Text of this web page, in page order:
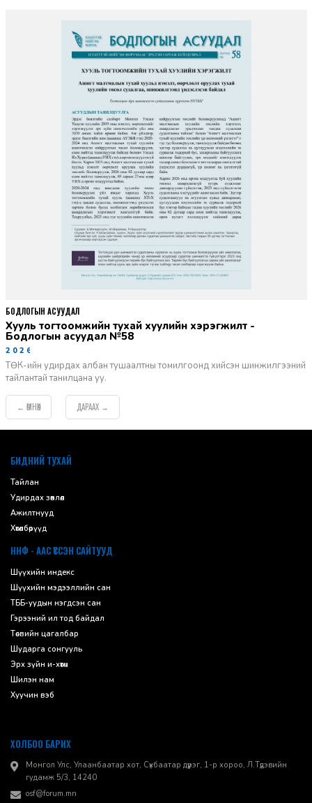
Хууль тогтоомжийн тухай хуулийн хэрэгжилт -
Бодлогын асуудал №58
2026-06-02
ТӨК-ийн удирдах албан тушаалтны томилгоонд хийсэн шинжилгээний
тайлантай танилцана уу.
БОДЛОГЫН АСУУДАЛ
← ӨМНӨХ ДАРААХ →
БИДНИЙ ТУХАЙ
Тайлан
Удирдах зөвлөл
Ажилтнууд
Хөтөлбөрүүд
ННФ - ААС ҮҮССЭН САЙТУУД
Шүүхийн индекс
Шүүхийн мэдээллийн сан
ТББ-уудын нэгдсэн сан
Гэрээний ил тод байдал
Төсвийн цагалбар
Шударга сонгууль
Эрх зүйн и-хөтөч
Шилэн нам
Хуучин вэб
ХОЛБОО БАРИХ
Монгол Улс, Улаанбаатар хот, Сүхбаатар дүүрэг, 1-р хороо, ​Л.Түдэвийн
гудамж 5/3, 14240
osf@forum.mn